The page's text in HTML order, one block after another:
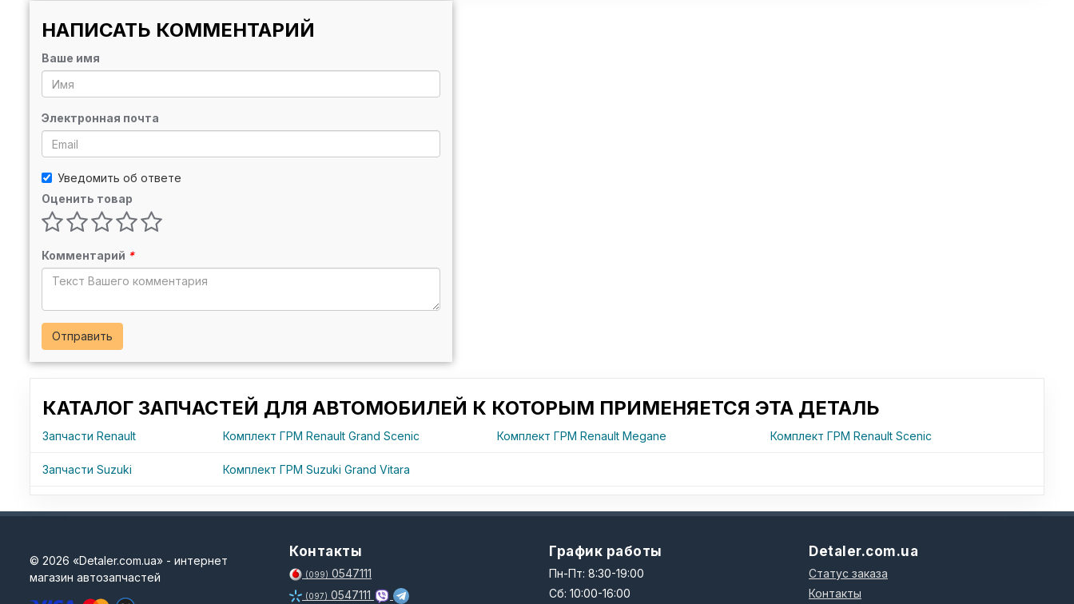
НАПИСАТЬ КОММЕНТАРИЙ
Ваше имя
Электронная почта
Уведомить об ответе
Оценить товар
Комментарий *
Отправить
КАТАЛОГ ЗАПЧАСТЕЙ ДЛЯ АВТОМОБИЛЕЙ К КОТОРЫМ ПРИМЕНЯЕТСЯ ЭТА ДЕТАЛЬ
Запчасти Renault Комплект ГРМ Renault Grand Scenic Комплект ГРМ Renault Megane Комплект ГРМ Renault Scenic
Запчасти Suzuki Комплект ГРМ Suzuki Grand Vitara
© 2026 «Detaler.com.ua» - интернет
магазин автозапчастей
Контакты
(099) 0547111
(097) 0547111
График работы
Пн-Пт: 8:30-19:00
Сб: 10:00-16:00
Detaler.com.ua
Статус заказа
Контакты